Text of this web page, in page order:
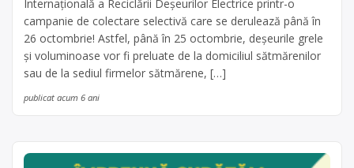
Internațională a Reciclării Deșeurilor Electrice printr-o
campanie de colectare selectivă care se derulează până în
26 octombrie! Astfel, până în 25 octombrie, deșeurile grele
și voluminoase vor fi preluate de la domiciliul sătmărenilor
sau de la sediul firmelor sătmărene, […]
publicat acum 6 ani